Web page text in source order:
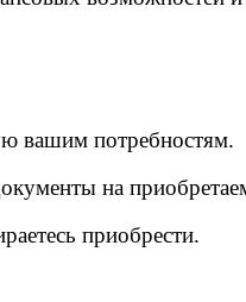
вашим потребностям.
на
приобрести.